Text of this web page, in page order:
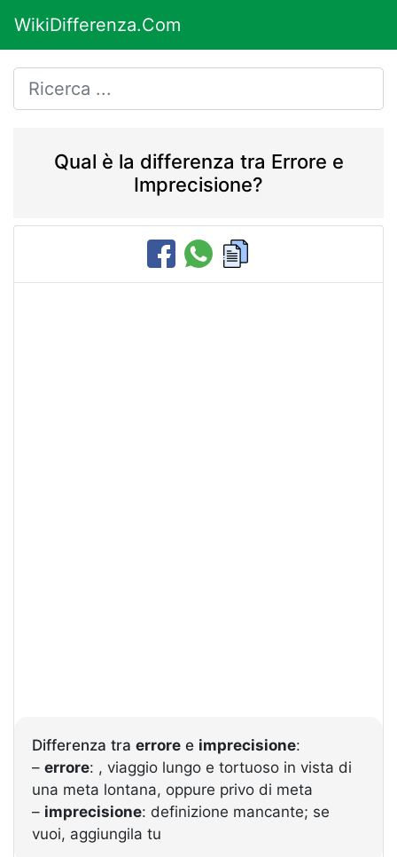
WikiDifferenza.Com
Qual è la differenza tra Errore e
Imprecisione?
Differenza tra errore e imprecisione:
– errore: , viaggio lungo e tortuoso in vista di
una meta lontana, oppure privo di meta
– imprecisione: definizione mancante; se
vuoi, aggiungila tu